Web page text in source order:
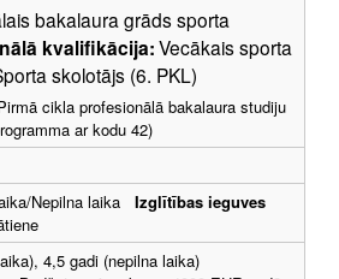
bakalaura grāds sporta
kvalifikācija:Vecākais sporta
skolotājs (6. PKL)
cikla profesionālā bakalaura studiju
ar kodu 42)
Nepilna laika Izglītības ieguves
4,5 gadi (nepilna laika)